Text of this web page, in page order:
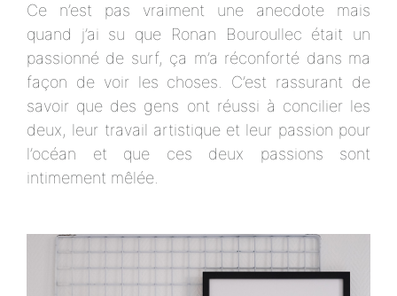
Ce n’est pas vraiment une anecdote mais
quand j’ai su que Ronan Bouroullec était un
passionné de surf, ça m’a réconforté dans ma
façon de voir les choses. C’est rassurant de
savoir que des gens ont réussi à concilier les
deux, leur travail artistique et leur passion pour
l’océan et que ces deux passions sont
intimement mêlée.